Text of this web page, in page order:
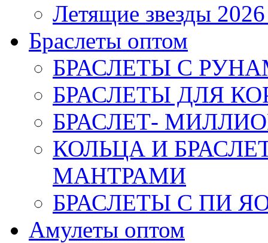
Летящие звезды
Браслеты оптом
БРАСЛЕТЫ С
БРАСЛЕТЫ ДЛЯ
БРАСЛЕТ-
КОЛЬЦА И
МАНТРАМИ
БРАСЛЕТЫ С ПИ
Амулеты оптом